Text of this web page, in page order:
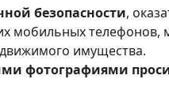
безопасности,
мобильных
имущества.
фотографиями